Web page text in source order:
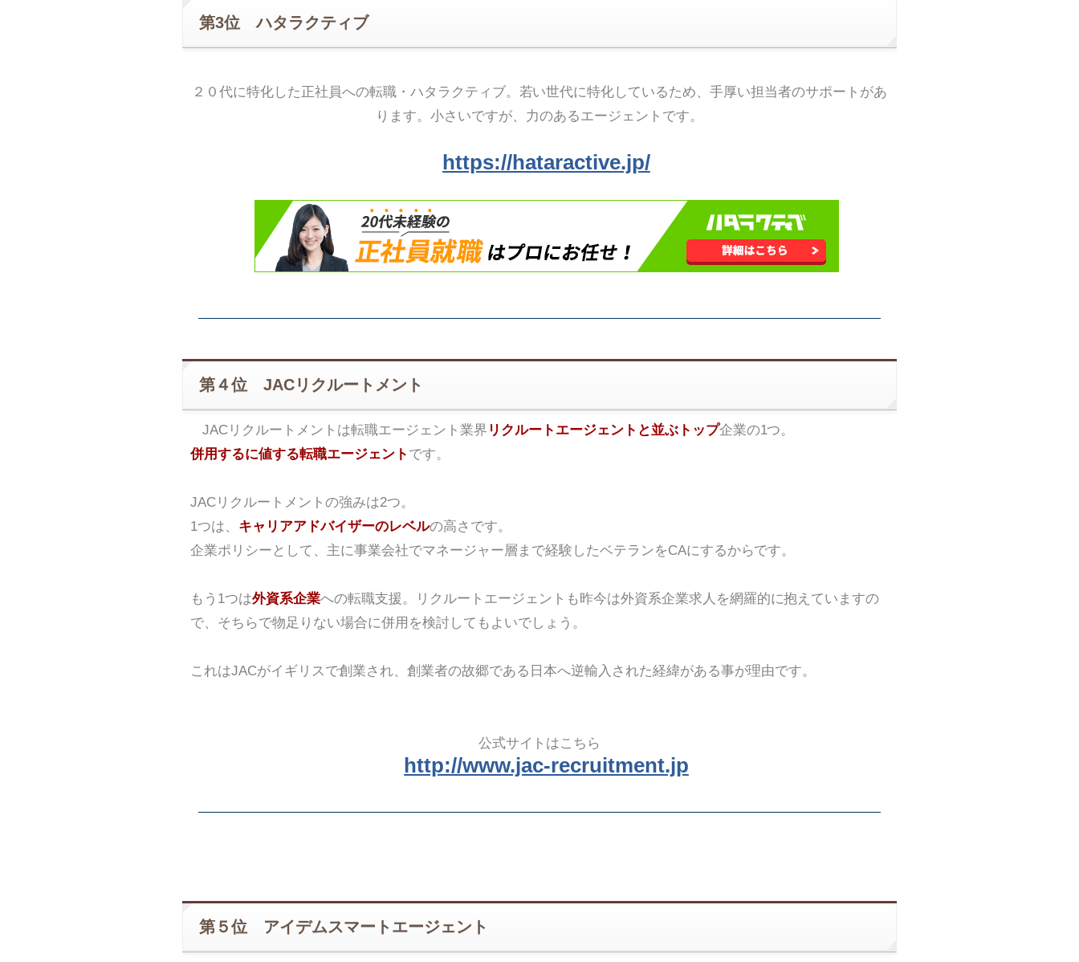
第3位 ハタラクティブ
２０代に特化した正社員への転職・ハタラクティブ。若い世代に特化しているため、手厚い担当者のサポートがあ
ります。小さいですが、力のあるエージェントです。
https://hataractive.jp/
第４位 JACリクルートメント
JACリクルートメントは転職エージェント業界 リクルートエージェントと並ぶトップ企業の1つ。
併用するに値する転職エージェント です。
JACリクルートメントの強みは2つ。
1つは、 キャリアアドバイザーのレベルの高さです。
企業ポリシーとして、主に事業会社でマネージャー層まで経験したベテランをCAにするからです。
もう1つは外資系企業への転職支援。リクルートエージェントも昨今は外資系企業求人を網羅的に抱えていますの
で、そちらで物足りない場合に併用を検討してもよいでしょう。
これはJACがイギリスで創業され、創業者の故郷である日本へ逆輸入された経緯がある事が理由です。
公式サイトはこちら
http://www.jac-recruitment.jp
第５位 アイデムスマートエージェント